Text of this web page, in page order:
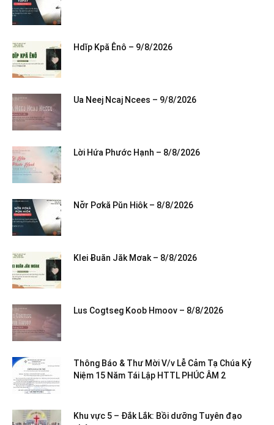
Hdĭp Kpă Ênô – 9/8/2026
Ua Neej Ncaj Ncees – 9/8/2026
Lời Hứa Phước Hạnh – 8/8/2026
Nơ̆r Pơkă Pŭn Hiôk – 8/8/2026
Klei Ƀuăn Jăk Mơak – 8/8/2026
Lus Cogtseg Koob Hmoov – 8/8/2026
Thông Báo & Thư Mời V/v Lễ Cảm Tạ Chúa Kỷ
Niệm 15 Năm Tái Lập HTTL PHÚC ÂM 2
Khu vực 5 – Đắk Lắk: Bồi dưỡng Tuyên đạo